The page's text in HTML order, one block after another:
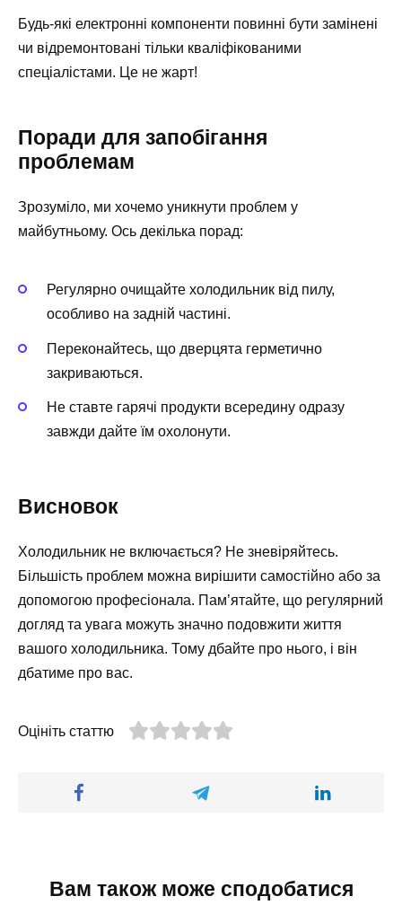
Будь-які електронні компоненти повинні бути замінені
чи відремонтовані тільки кваліфікованими
спеціалістами. Це не жарт!
Поради для запобігання
проблемам
Зрозуміло, ми хочемо уникнути проблем у
майбутньому. Ось декілька порад:
Регулярно очищайте холодильник від пилу,
особливо на задній частині.
Переконайтесь, що дверцята герметично
закриваються.
Не ставте гарячі продукти всередину одразу
завжди дайте їм охолонути.
Висновок
Холодильник не включається? Не зневіряйтесь.
Більшість проблем можна вирішити самостійно або за
допомогою професіонала. Пам’ятайте, що регулярний
догляд та увага можуть значно подовжити життя
вашого холодильника. Тому дбайте про нього, і він
дбатиме про вас.
Оцініть статтю
Вам також може сподобатися